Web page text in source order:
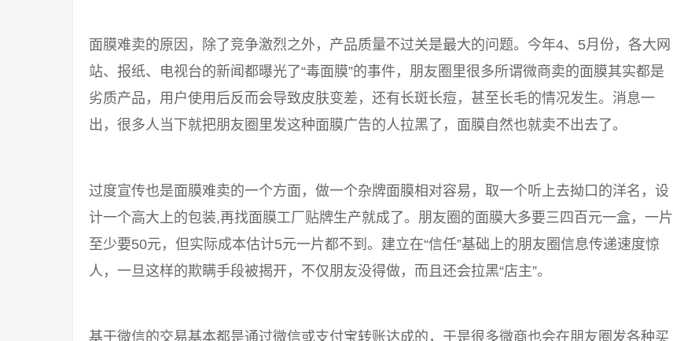
面膜难卖的原因，除了竞争激烈之外，产品质量不过关是最大的问题。今年4、5月份，各大网
站、报纸、电视台的新闻都曝光了“毒面膜”的事件，朋友圈里很多所谓微商卖的面膜其实都是
劣质产品，用户使用后反而会导致皮肤变差，还有长斑长痘，甚至长毛的情况发生。消息一
出，很多人当下就把朋友圈里发这种面膜广告的人拉黑了，面膜自然也就卖不出去了。
过度宣传也是面膜难卖的一个方面，做一个杂牌面膜相对容易，取一个听上去拗口的洋名，设
计一个高大上的包装,再找面膜工厂贴牌生产就成了。朋友圈的面膜大多要三四百元一盒，一片
至少要50元，但实际成本估计5元一片都不到。建立在“信任”基础上的朋友圈信息传递速度惊
人，一旦这样的欺瞒手段被揭开，不仅朋友没得做，而且还会拉黑“店主”。
基于微信的交易基本都是通过微信或支付宝转账达成的，于是很多微商也会在朋友圈发各种买